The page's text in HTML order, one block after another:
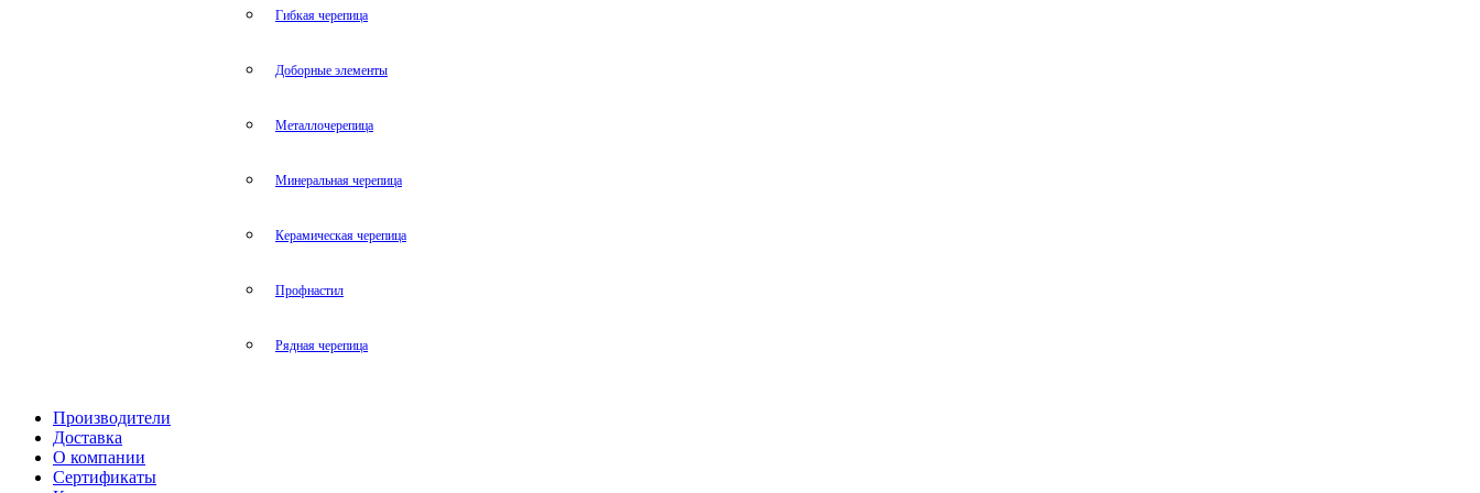
Гибкая черепица
Доборные элементы
Металлочерепица
Минеральная черепица
Керамическая черепица
Профнастил
Рядная черепица
Производители
Доставка
О компании
Сертификаты